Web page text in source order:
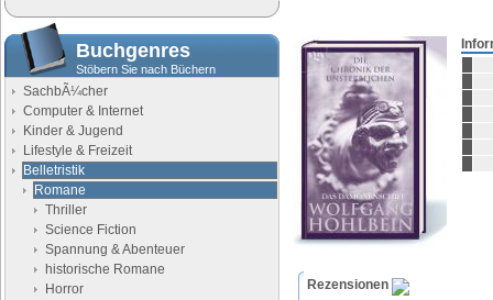
Buchgenres
Stöbern Sie nach Büchern
SachbÃ¼cher
Computer & Internet
Kinder & Jugend
Lifestyle & Freizeit
Belletristik
Romane
Thriller
Science Fiction
Spannung & Abenteuer
historische Romane
Horror
Rezensionen